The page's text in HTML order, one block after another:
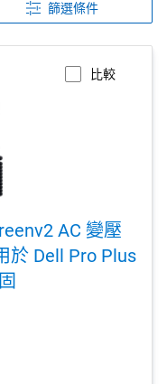
篩選條件
比較
AC 變壓
於 Dell Pro Plus